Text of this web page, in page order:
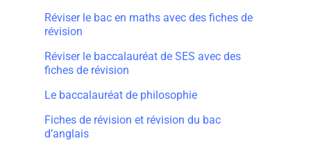
Réviser le bac en maths avec des fiches de
révision
Réviser le baccalauréat de SES avec des
fiches de révision
Le baccalauréat de philosophie
Fiches de révision et révision du bac
d’anglais